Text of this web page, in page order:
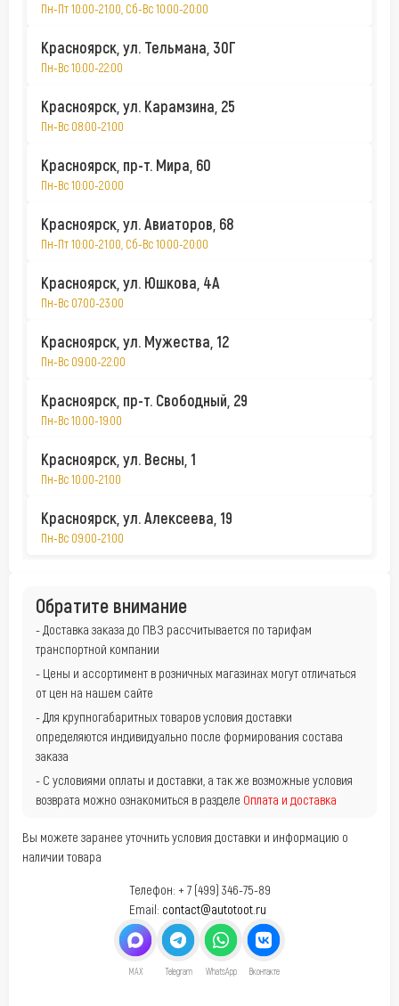
Пн-Пт 10:00-21:00, Сб-Вс 10:00-20:00
Красноярск, ул. Тельмана, 30Г
Пн-Вс 10:00-22:00
Красноярск, ул. Карамзина, 25
Пн-Вс 08:00-21:00
Красноярск, пр-т. Мира, 60
Пн-Вс 10:00-20:00
Красноярск, ул. Авиаторов, 68
Пн-Пт 10:00-21:00, Сб-Вс 10:00-20:00
Красноярск, ул. Юшкова, 4А
Пн-Вс 07:00-23:00
Красноярск, ул. Мужества, 12
Пн-Вс 09:00-22:00
Красноярск, пр-т. Свободный, 29
Пн-Вс 10:00-19:00
Красноярск, ул. Весны, 1
Пн-Вс 10:00-21:00
Красноярск, ул. Алексеева, 19
Пн-Вс 09:00-21:00
Вы можете заранее уточнить условия доставки и информацию о
наличии товара
Телефон: + 7 (499) 346-75-89
Email: contact@autotoot.ru
MAX Telegram WhatsApp Вконтакте
Обратите внимание
- Доставка заказа до ПВЗ рассчитывается по тарифам
транспортной компании
- Цены и ассортимент в розничных магазинах могут отличаться
от цен на нашем сайте
- Для крупногабаритных товаров условия доставки
определяются индивидуально после формирования состава
заказа
- С условиями оплаты и доставки, а так же возможные условия
возврата можно ознакомиться в разделе Оплата и доставка